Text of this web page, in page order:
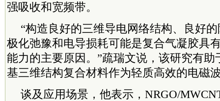
强吸收和宽频带。
“构造良好的三维导电网络结构、良好
极化弛豫和电导损耗可能是复合气凝胶具
能力的主要原因。”疏瑞文说，该研究有
基三维结构复合材料作为轻质高效的电磁
谈及应用场景，他表示，NRGO/